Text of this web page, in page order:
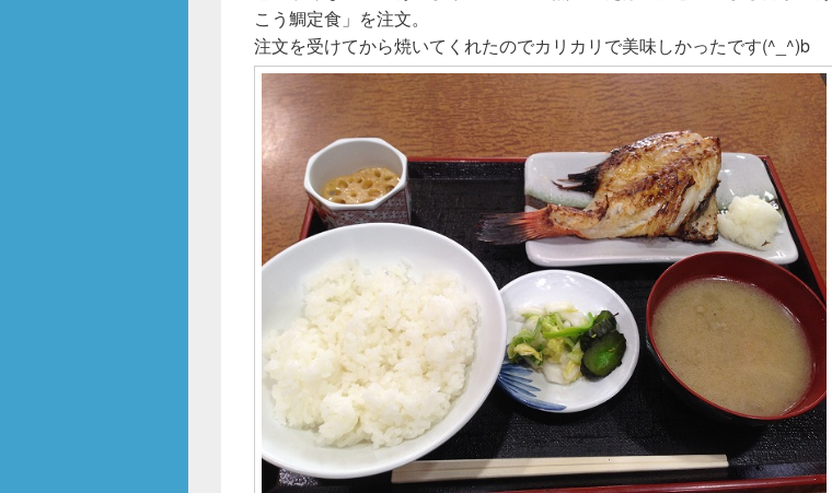
こう鯛定食」を注文。
注文を受けてから焼いてくれたのでカリカリで美味しかったです(^_^)b